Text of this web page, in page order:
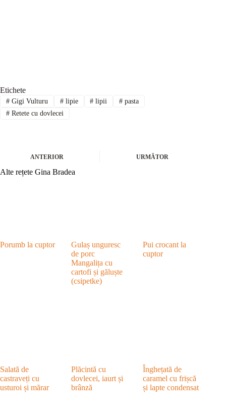
Etichete
#Gigi Vulturu #lipie # lipii # pasta
#Retete cu dovlecei
ANTERIOR URMĂTOR
Alte rețete Gina Bradea
Porumb la cuptor
Gulaș unguresc
de porc
Mangalița cu
cartofi și găluște
(csipetke)
Pui crocant la
cuptor
Salată de
castraveți cu
usturoi și mărar
Plăcintă cu
dovlecei, iaurt și
brânză
Înghețată de
caramel cu frișcă
și lapte condensat